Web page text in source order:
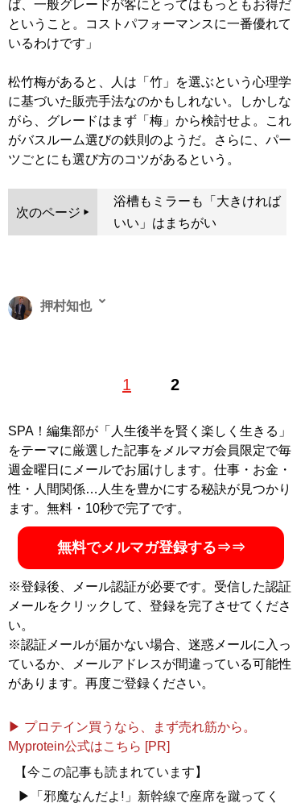
ば、一般グレードが客にとってはもっともお得だ
ということ。コストパフォーマンスに一番優れて
いるわけです」
松竹梅があると、人は「竹」を選ぶという心理学
に基づいた販売手法なのかもしれない。しかしな
がら、グレードはまず「梅」から検討せよ。これ
がバスルーム選びの鉄則のようだ。さらに、パー
ツごとにも選び方のコツがあるという。
次のページ
浴槽もミラーも「大きければ
いい」はまちがい
1 2
押村知也
計画、インテリア、暮らしについてカナダ、アメリカで
見失う。大手ハウスメーカーや大手デベロッパーにコン
サルティングして感じた「業界の嘘」と「都合の良い慣
習」に納得できず、悪しき慣習にまみれた日本の住宅づ
くりからの逸脱が始まり、住宅業界の異端児となり、
1000棟以上の建築設計を手掛ける。2022年7月に
Youtubeチャンネル『
ジュータクギャング
著『
『美しい家のつくりか
1000軒の家を建ててわか
ったこと
記事一覧へ
SPA！編集部が「人生後半を賢く楽しく生きる」
をテーマに厳選した記事をメルマガ会員限定で毎
週金曜日にメールでお届けします。仕事・お金・
性・人間関係…人生を豊かにする秘訣が見つかり
ます。無料・10秒で完了です。
無料でメルマガ登録する⇒⇒
※登録後、メール認証が必要です。受信した認証
メールをクリックして、登録を完了させてくださ
い。
※認証メールが届かない場合、迷惑メールに入っ
ているか、メールアドレスが間違っている可能性
があります。再度ご登録ください。
▶ プロテイン買うなら、まず売れ筋から。
Myprotein公式はこちら [PR]
【今この記事も読まれています】
▶「邪魔なんだよ!」新幹線で座席を蹴ってく